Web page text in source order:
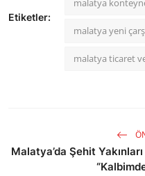
Etiketler:
malatya
malatya yeni
malatya ticaret
Malatya’da Şehit